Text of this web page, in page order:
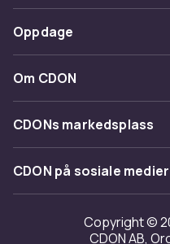
Spor pakke
Angre & returner her
Kontakt oss
Betaling
Levering
Tilbakekallinger
Oppdage
Kategorier
Varemerker
Om CDON
Om oss
Kundeanmeldelser
Jobbe på CDON
Investor relations
CDONs markedsplass
Merchant Help Center
CDON på sosiale medier
Copyright ©
CDON AB,